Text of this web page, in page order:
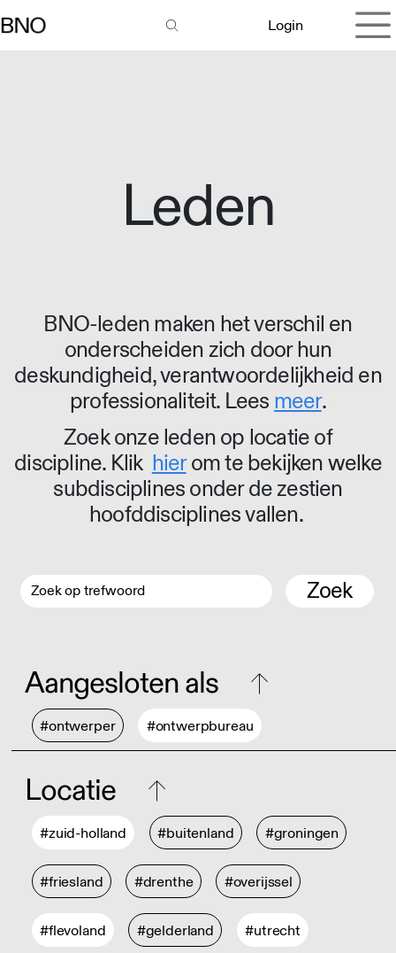
Login
Leden
BNO-leden maken het verschil en
onderscheiden zich door hun
deskundigheid, verantwoordelijkheid en
professionaliteit. Lees meer.
Zoek onze leden op locatie of
discipline. Klik hierom te bekijken welke
subdisciplines onder de zestien
hoofddisciplines vallen.
Zoek
Aangesloten als
#ontwerper #ontwerpbureau
Locatie
#zuid-holland #buitenland #groningen
#friesland #drenthe #overijssel
#flevoland #gelderland #utrecht